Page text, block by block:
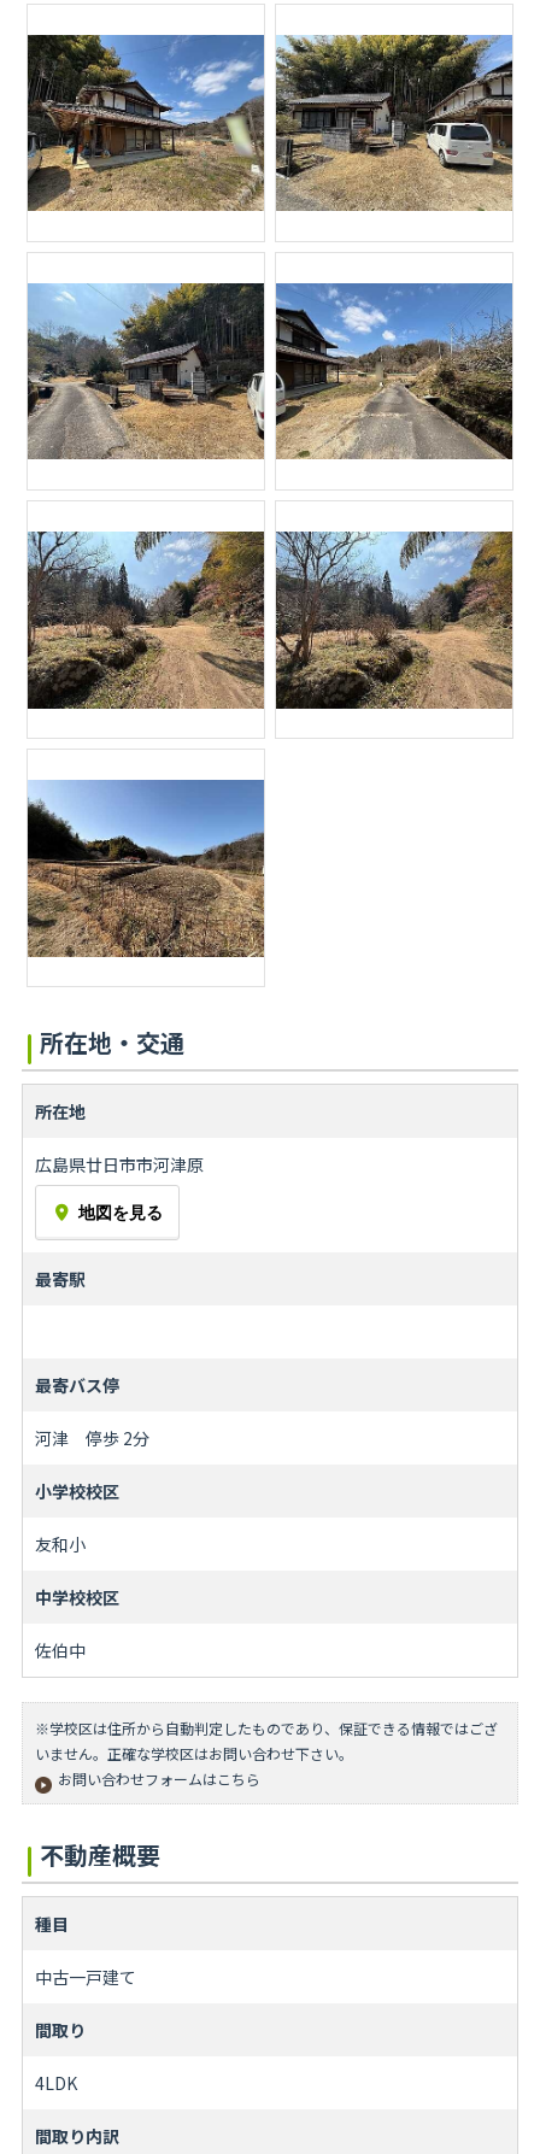
所在地・交通
所在地
広島県廿日市市河津原
地図を見る
最寄駅
最寄バス停
河津 停歩 2分
小学校校区
友和小
中学校校区
佐伯中
※学校区は住所から自動判定したものであり、保証できる情報ではござ
いません。正確な学校区はお問い合わせ下さい。
お問い合わせフォームはこちら
不動産概要
種目
中古一戸建て
間取り
4LDK
間取り内訳